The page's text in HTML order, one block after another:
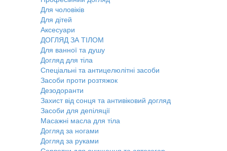
Для чоловіків
Для дітей
Аксесуари
ДОГЛЯД ЗА ТІЛОМ
Для ванної та душу
Догляд для тіла
Спеціальні та антицелюлітні засоби
Засоби проти розтяжок
Дезодоранти
Захист від сонця та антивіковий догляд
Засоби для депіляції
Масажні масла для тіла
Догляд за ногами
Догляд за руками